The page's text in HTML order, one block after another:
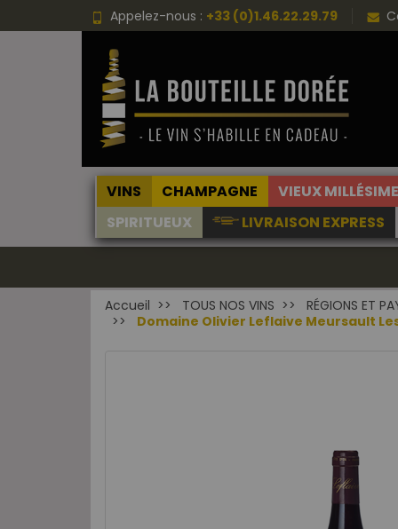
Appelez-nous : +33 (0)1.46.22.29.79
VINS CHAMPAGNE VIEUX
SPIRITUEUX
LIVRAISON EXPRESS
Accueil TOUS NOS VINS RÉGIONS ET
Domaine Olivier Leflaive Meursault